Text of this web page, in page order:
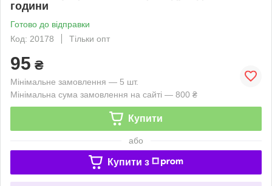
години
Готово до відправки
Код: 20178
Тільки опт
95 ₴
Мінімальне замовлення — 5 шт.
Мінімальна сума замовлення на сайті — 800 ₴
Купити
або
Купити з